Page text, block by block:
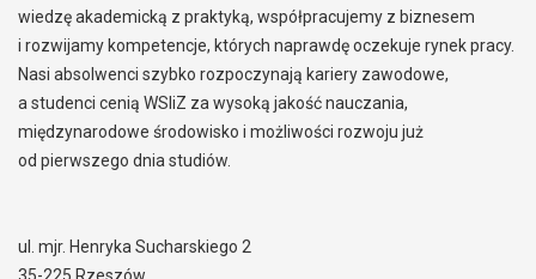
wiedzę akademicką z praktyką, współpracujemy z biznesem
i rozwijamy kompetencje, których naprawdę oczekuje rynek pracy.
Nasi absolwenci szybko rozpoczynają kariery zawodowe,
a studenci cenią WSIiZ za wysoką jakość nauczania,
międzynarodowe środowisko i możliwości rozwoju już
od pierwszego dnia studiów.
ul. mjr. Henryka Sucharskiego 2